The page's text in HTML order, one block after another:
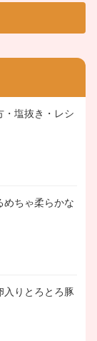
・塩抜き・レシ
めちゃ柔らかな
入りとろとろ豚